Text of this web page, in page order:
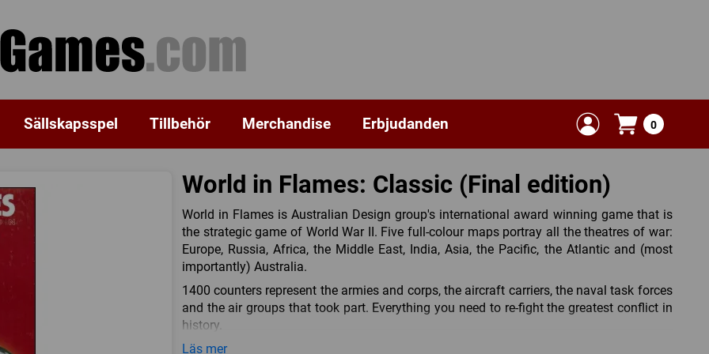
Sällskapsspel Tillbehör Merchandise Erbjudanden 0
World in Flames: Classic (Final edition)
World in Flames is Australian Design group's international award winning game that is
the strategic game of World War II. Five full-colour maps portray all the theatres of war:
Europe, Russia, Africa, the Middle East, India, Asia, the Pacific, the Atlantic and (most
importantly) Australia.
1400 counters represent the armies and corps, the aircraft carriers, the naval task forces
and the air groups that took part. Everything you need to re-fight the greatest conflict in
history.
Two to six players make the strategic decisions that decide the fate of nations. What
Läs mer